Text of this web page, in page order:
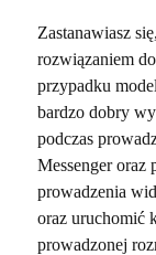
Zastanawiasz
rozwiązaniem
przypadku
bardzo dobry
podczas
Messenger oraz
prowadzenia
oraz uruchomić
prowadzonej